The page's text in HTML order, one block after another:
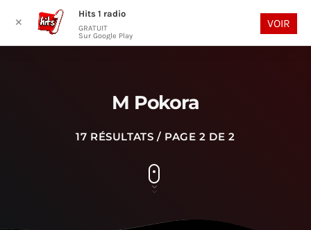
play_arrow
M Pokora
17 RÉSULTATS / PAGE 2 DE 2
✕
Hits 1 radio
GRATUIT
Sur Google Play
VOIR